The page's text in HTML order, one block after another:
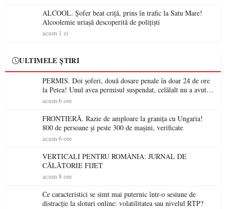
ALCOOL. Șofer beat criță, prins în trafic la Satu Mare!
Alcoolemie uriașă descoperită de polițiști
acum 1 zi
ULTIMELE ȘTIRI
PERMIS. Doi șoferi, două dosare penale în doar 24 de ore
la Petea! Unul avea permisul suspendat, celălalt nu a avut
niciodată permis
acum 6 ore
FRONTIERĂ. Razie de amploare la granița cu Ungaria!
800 de persoane și peste 300 de mașini, verificate
acum 6 ore
VERTICALI PENTRU ROMÂNIA: JURNAL DE
CĂLĂTORIE FIJET
acum 8 ore
Ce caracteristici se simt mai puternic într-o sesiune de
distracție la sloturi online: volatilitatea sau nivelul RTP?